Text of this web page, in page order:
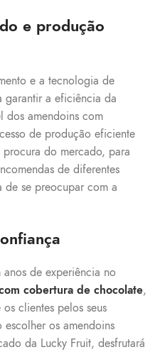
e produção
e a tecnologia de
garantir a eficiência da
dos amendoins com
de produção eficiente
do mercado, para
de diferentes
de se preocupar com a
de experiência no
cobertura de chocolate,
clientes pelos seus
os amendoins
da Lucky Fruit, desfrutará